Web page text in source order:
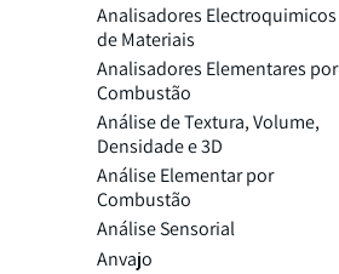
Analisadores Electroquimicos
de Materiais
Analisadores Elementares por
Combustão
Análise de Textura, Volume,
Densidade e 3D
Análise Elementar por
Combustão
Análise Sensorial
Anvajo